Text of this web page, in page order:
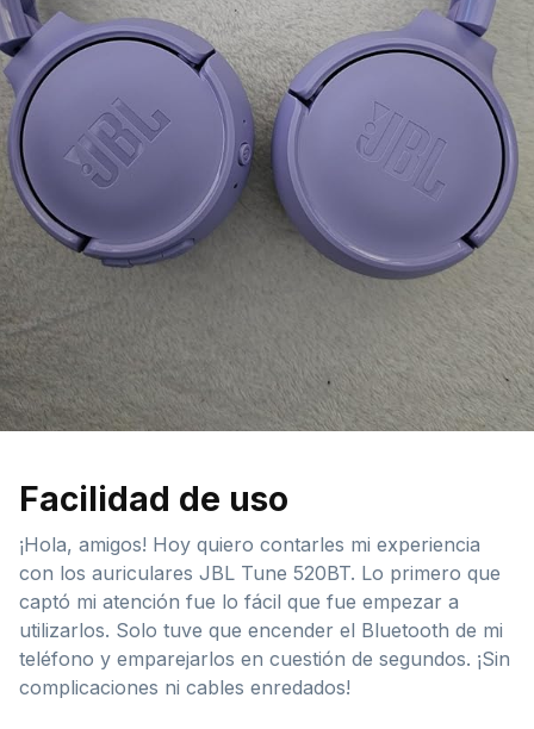
Facilidad de uso
¡Hola, amigos! Hoy quiero contarles mi experiencia
con los auriculares JBL Tune 520BT. Lo primero que
captó mi atención fue lo fácil que fue empezar a
utilizarlos. Solo tuve que encender el Bluetooth de mi
teléfono y emparejarlos en cuestión de segundos. ¡Sin
complicaciones ni cables enredados!